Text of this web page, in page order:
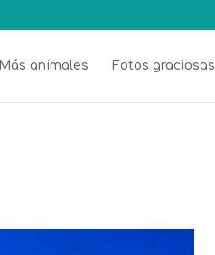
Más animales Fotos graciosas